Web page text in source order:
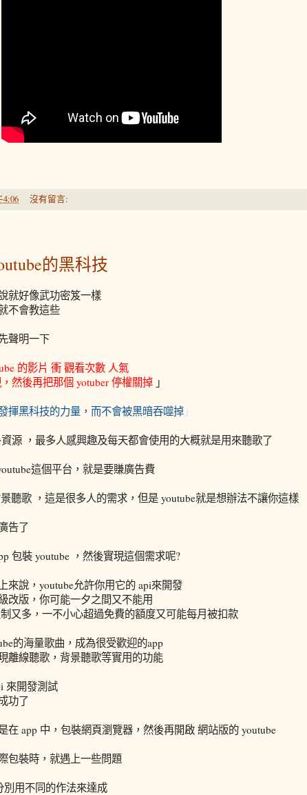
4:06 沒有留言:
的黑科技
就好像武功密笈一樣
不會教這些
聲明一下
的影片 衝 觀看次數 人氣
然後再把那個 yotuber 停權關掉 」
揮黑科技的力量，而不會被黑暗吞噬掉 」
源 ，最多人感興趣及每天都會使用的大概就是用來聽歌了
這個平台，就是要賺廣告費
聽歌 ，這是很多人的需求，但是 youtube就是想辦法不讓你這樣
告了
包裝 youtube ，然後實現這個需求呢?
來說，youtube允許你用它的 api來開發
改版，你可能一夕之間又不能用
又多，一不小心超過免費的額度又可能每月被扣款
的海量歌曲，成為很受歡迎的app
離線聽歌，背景聽歌等實用的功能
來開發測試
功了
在 app 中，包裝網頁瀏覽器，然後再開啟 網站版的 youtube
包裝時，就遇上一些問題
別用不同的作法來達成